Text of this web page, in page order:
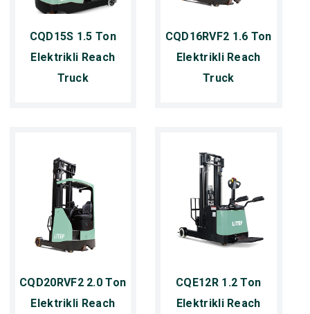
CQD15S 1.5 Ton
Elektrikli Reach
Truck
CQD16RVF2 1.6 Ton
Elektrikli Reach
Truck
CQD20RVF2 2.0 Ton
Elektrikli Reach
CQE12R 1.2 Ton
Elektrikli Reach